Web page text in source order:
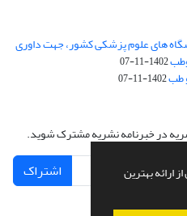
ارائه بهترین
های علوم پزشکی کشور، جهت داوری
1402-11-07
طب1402-11-07
در خبرنامه نشریه مشترک شوید.
اشتراک